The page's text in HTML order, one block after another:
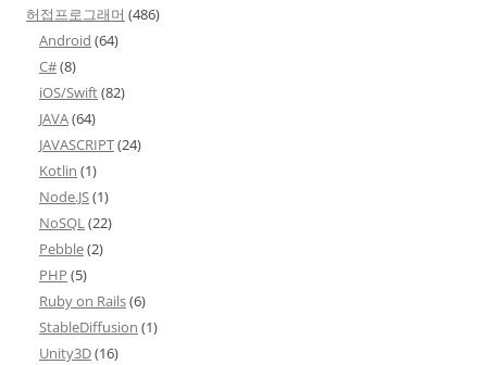
허접프로그래머 (486)
Android (64)
C#(8)
iOS/Swift(82)
JAVA(64)
JAVASCRIPT(24)
Kotlin (1)
Node.JS(1)
NoSQL(22)
Pebble(2)
PHP (5)
Ruby on Rails(6)
StableDiffusion (1)
Unity3D(16)